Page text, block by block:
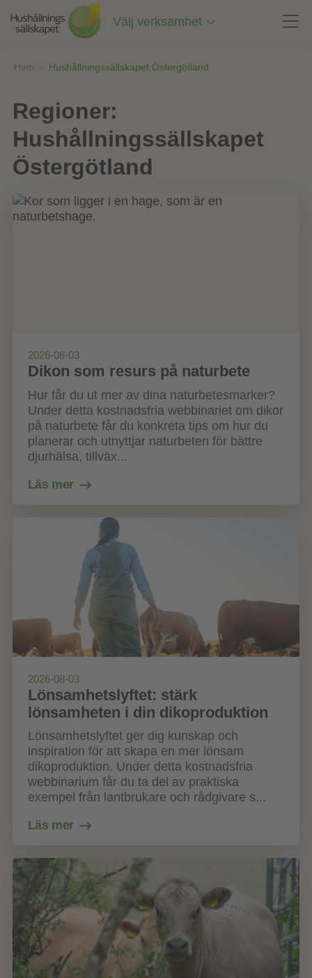
innehåll
Välj verksamhet
Hem Hushållningssällskapet Östergötland
Regioner:
Hushållningssällskapet
Östergötland
2026-08-03
Dikon som resurs på naturbete
Hur får du ut mer av dina naturbetesmarker?
Under detta kostnadsfria webbinariet om dikor
på naturbete får du konkreta tips om hur du
planerar och utnyttjar naturbeten för bättre
djurhälsa, tillväx...
Läs mer
2026-08-03
Lönsamhetslyftet: stärk
lönsamheten i din dikoproduktion
Lönsamhetslyftet ger dig kunskap och
inspiration för att skapa en mer lönsam
dikoproduktion. Under detta kostnadsfria
webbinarium får du ta del av praktiska
exempel från lantbrukare och rådgivare s...
Läs mer